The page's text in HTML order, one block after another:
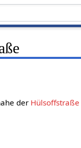
der Hülsoffstraße